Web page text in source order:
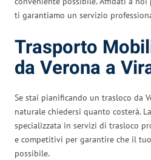
ti garantiamo un servizio
Trasporto
da Verona a
Se stai pianificando un trasloco da
naturale chiedersi quanto costerà.
specializzata in servizi di trasloco
e competitivi per garantire che il
possibile.